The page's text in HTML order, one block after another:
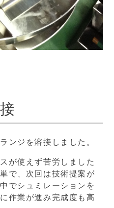
ンジを溶接しました。
が使えず苦労しました
で、次回は技術提案が
でシュミレーションを
作業が進み完成度も高